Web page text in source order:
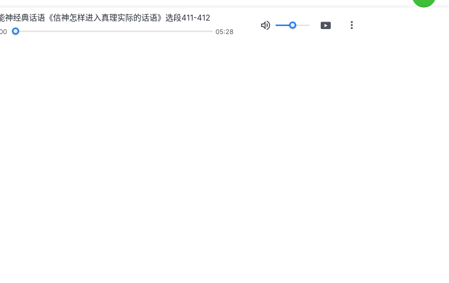
神经典话语《信神怎样进入真理实际的话语》选段411-412
05:28